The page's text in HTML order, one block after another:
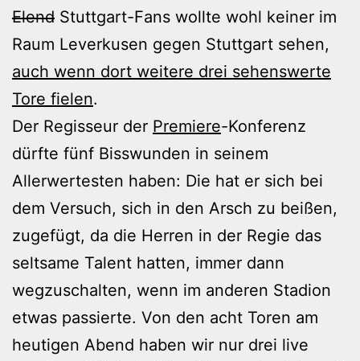
Elend Stuttgart-Fans wollte wohl keiner im
Raum Leverkusen gegen Stuttgart sehen,
auch wenn dort weitere drei sehenswerte
Tore fielen.
Der Regisseur der Premiere-Konferenz
dürfte fünf Bisswunden in seinem
Allerwertesten haben: Die hat er sich bei
dem Versuch, sich in den Arsch zu beißen,
zugefügt, da die Herren in der Regie das
seltsame Talent hatten, immer dann
wegzuschalten, wenn im anderen Stadion
etwas passierte. Von den acht Toren am
heutigen Abend haben wir nur drei live